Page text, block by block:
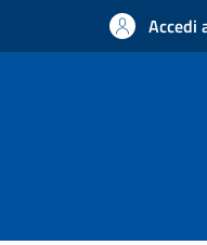
Accedi